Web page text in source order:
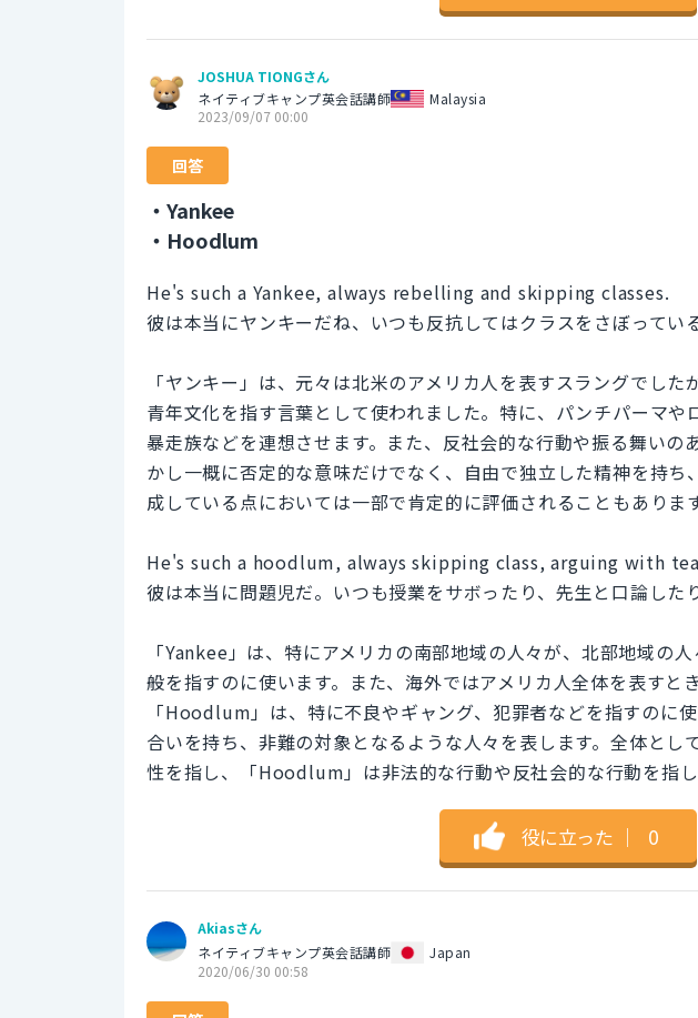
JOSHUA TIONGさん
ネイティブキャンプ英会話講師
Malaysia
2023/09/07 00:00
回答
・Yankee
・Hoodlum
He's such a Yankee, always rebelling and skipping classes.
彼は本当にヤンキーだね、いつも反抗してはクラスをさぼっている
「ヤンキー」は、元々は北米のアメリカ人を表すスラングでし
青年文化を指す言葉として使われました。特に、パンチパーマや
暴走族などを連想させます。また、反社会的な行動や振る舞いの
かし一概に否定的な意味だけでなく、自由で独立した精神を持
成している点においては一部で肯定的に評価されることもあります
He's such a hoodlum, always skipping class, arguing with
彼は本当に問題児だ。いつも授業をサボったり、先生と口論した
「Yankee」は、特にアメリカの南部地域の人々が、北部地域の
般を指すのに使います。また、海外ではアメリカ人全体を表すと
「Hoodlum」は、特に不良やギャング、犯罪者などを指すのに
合いを持ち、非難の対象となるような人々を表します。全体とし
性を指し、「Hoodlum」は非法的な行動や反社会的な行動を指し
役に立った ｜ 0
Akiasさん
ネイティブキャンプ英会話講師
Japan
2020/06/30 00:58